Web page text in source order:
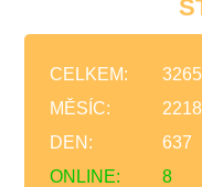
ONLINE: 8
CELKEM:
MĚSÍC:
DEN:
637